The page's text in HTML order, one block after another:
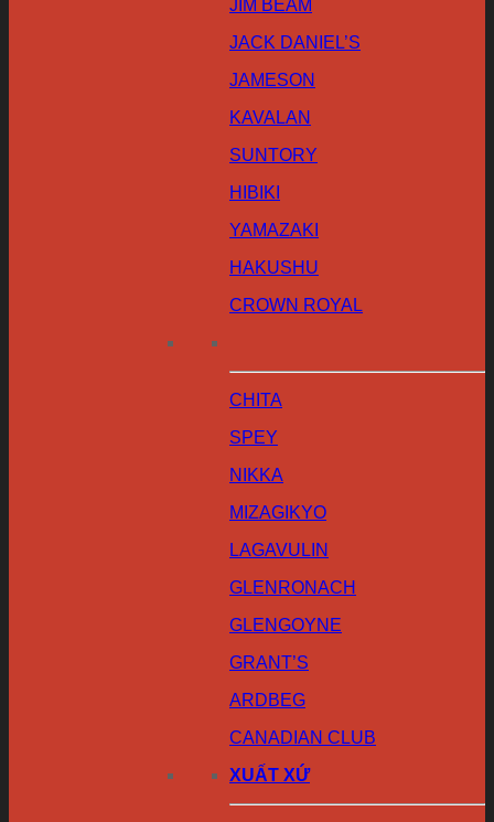
JIM BEAM
JACK DANIEL’S
JAMESON
KAVALAN
SUNTORY
HIBIKI
YAMAZAKI
HAKUSHU
CROWN ROYAL
CHITA
SPEY
NIKKA
MIZAGIKYO
LAGAVULIN
GLENRONACH
GLENGOYNE
GRANT’S
ARDBEG
CANADIAN CLUB
XUẤT XỨ